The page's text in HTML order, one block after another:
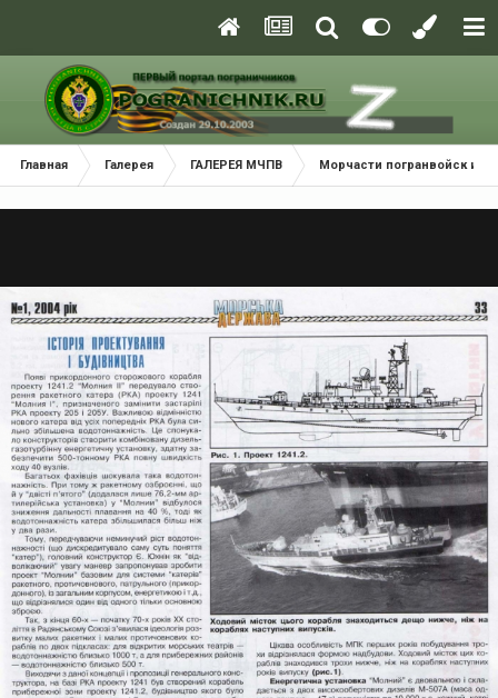
Главная Галерея ГАЛЕРЕЯ МЧПВ Морчасти погранвойск и